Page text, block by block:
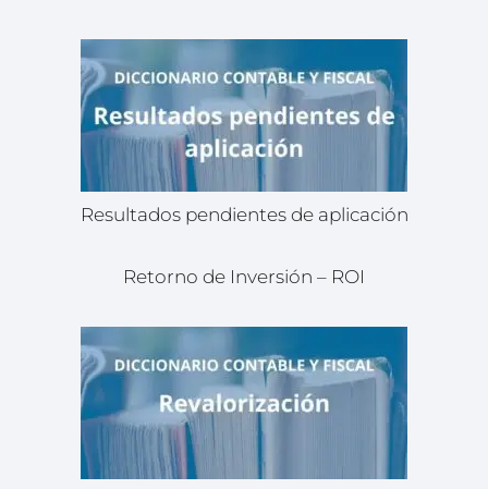
Resultados pendientes de aplicación
Retorno de Inversión – ROI